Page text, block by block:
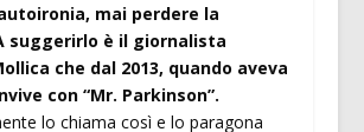
mai perdere la
suggerirlo è il giornalista
che dal 2013, quando aveva
con “Mr. Parkinson”.
lo chiama così e lo paragona